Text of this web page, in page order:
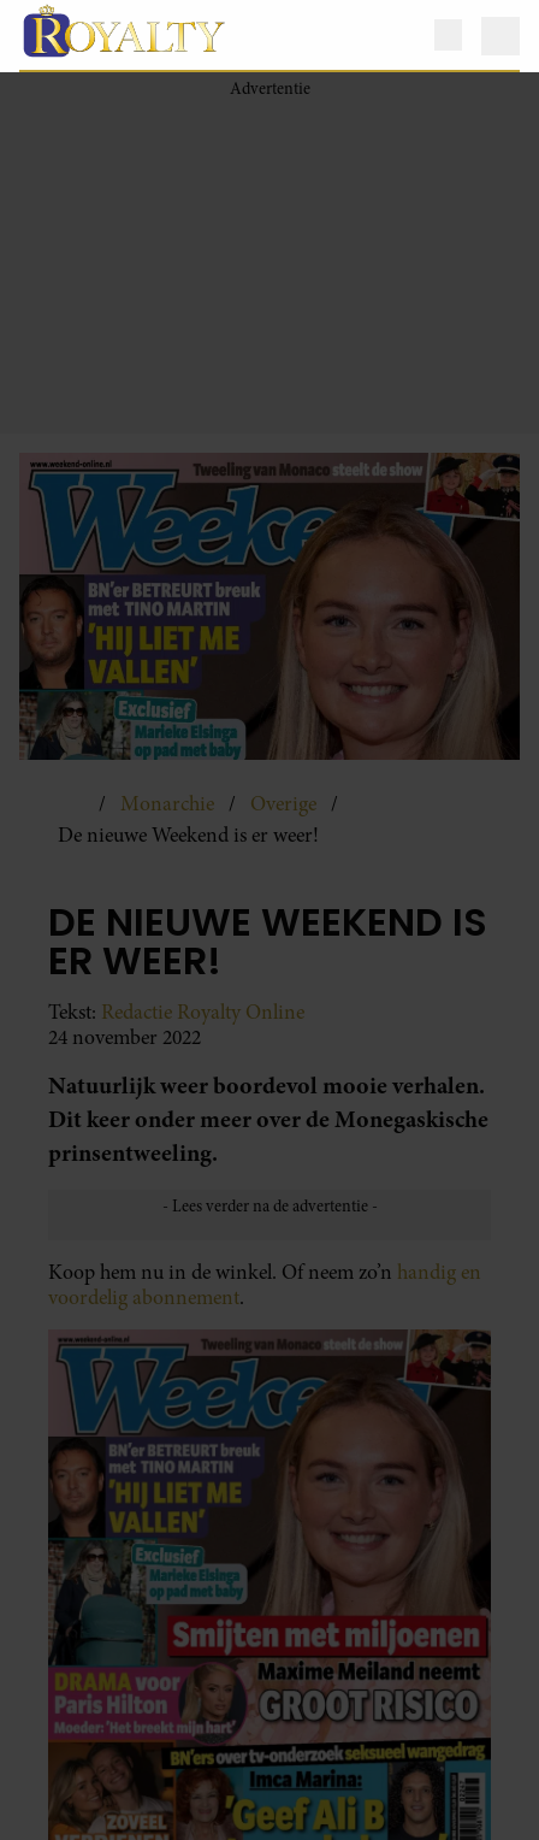
Monarchie
Overige
De nieuwe Weekend is er weer!
DE NIEUWE WEEKEND IS
ER WEER!
Tekst: Redactie Royalty Online
24 november 2022
Natuurlijk weer boordevol mooie verhalen.
Dit keer onder meer over de Monegaskische
prinsentweeling.
Koop hem nu in de winkel. Of neem zo’n handig en
voordelig abonnement.